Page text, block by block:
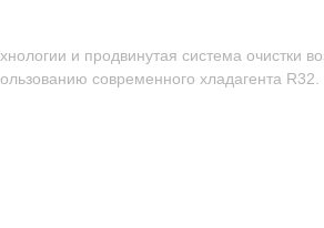
и продвинутая система очистки
современного хладагента R32.